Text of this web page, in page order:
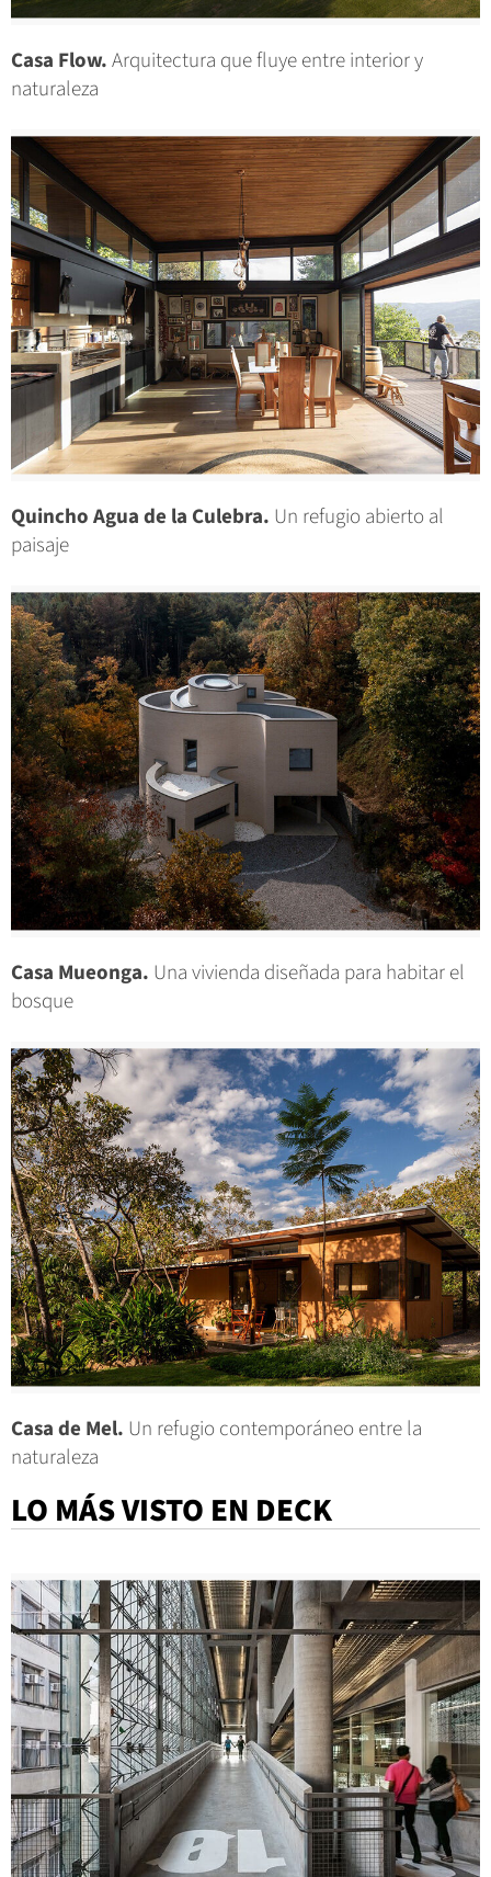
Casa Flow.Arquitectura que fluye entre interior y
naturaleza
Quincho Agua de la Culebra. Un refugio abierto al
paisaje
Casa Mueonga. Una vivienda diseñada para habitar el
bosque
Casa de Mel. Un refugio contemporáneo entre la
naturaleza
LO MÁS VISTO EN DECK